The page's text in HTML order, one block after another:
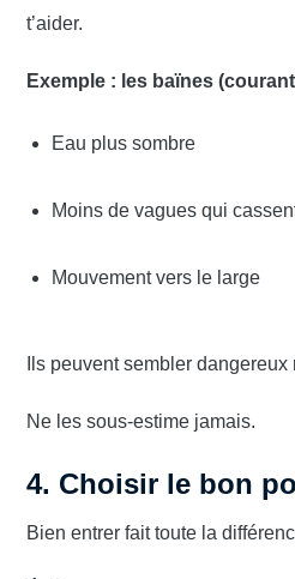
t’aider.
Exemple : les baïnes
Eau plus sombre
Moins de vagues qui
Mouvement vers le large
Ils peuvent sembler
Ne les sous-estime jamais.
4. Choisir le bon
Bien entrer fait toute la